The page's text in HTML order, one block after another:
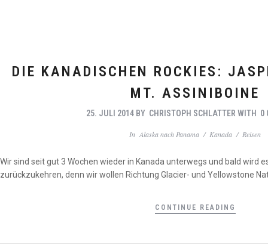
DIE KANADISCHEN ROCKIES:
MT. ASSINIBOINE
25. JULI 2014 BY CHRISTOPH SCHLATTER WITH 0
InAlaska nach Panama / Kanada / Reisen
Wir sind seit gut 3 Wochen wieder in Kanada unterwegs und bald wird
zurückzukehren, denn wir wollen Richtung Glacier- und Yellowstone
CONTINUE READING